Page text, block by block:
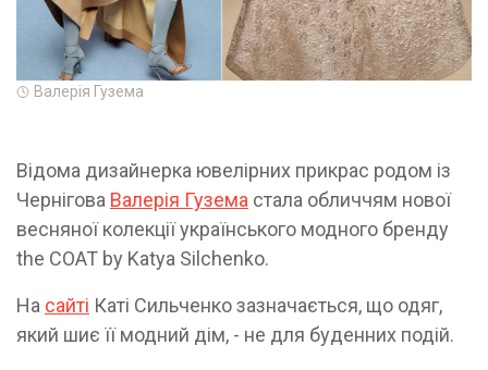
Валерія Гузема
Відома дизайнерка ювелірних прикрас родом із
Чернігова Валерія Гузема стала обличчям нової
весняної колекції українського модного бренду
the COAT by Katya Silchenko.
На сайті Каті Сильченко зазначається, що одяг,
який шиє її модний дім, - не для буденних подій.